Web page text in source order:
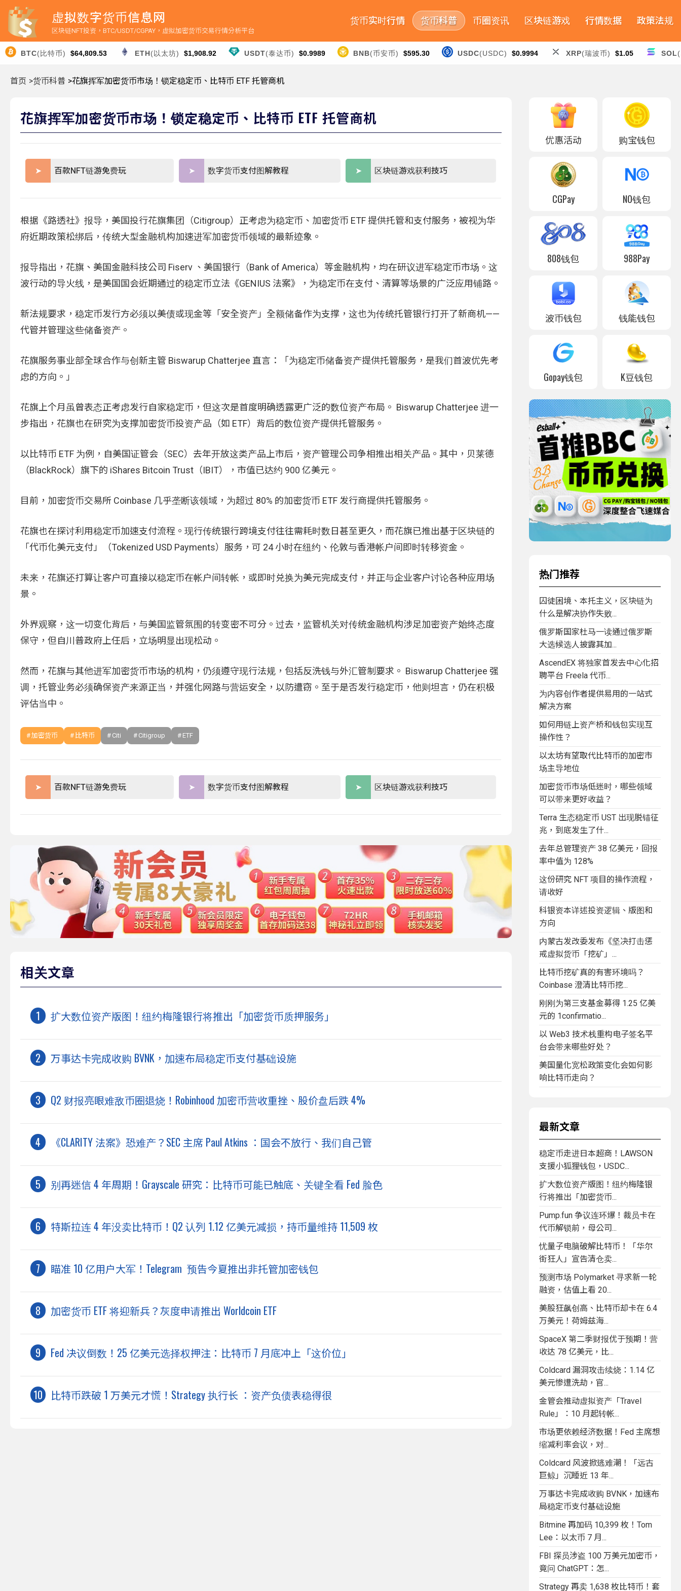
虚拟数字货币信息网
区块链NFT投资，BTC/USDT/CGPAY，虚拟加密货币交易行情分析平台
货币实时行情 货币科普 币圈资讯 区块链游戏 行情数据 政策法规
BTC(比特币) $64,809.53 ETH(以太坊) $1,908.92 USDT(泰达币) $0.9989 BNB(币安币) $595.30 USDC(USDC) $0.9994 XRP(瑞波币) $1.05 SOL
首页 >货币科普 >花旗挥军加密货币市场！锁定稳定币、比特币 ETF 托管商机
花旗挥军加密货币市场！锁定稳定币、比特币 ETF 托管商机
百款NFT链游免费玩 数字货币支付图解教程 区块链游戏获利技巧
根据《路透社》报导，美国投行花旗集团（Citigroup）正考虑为稳定币、加密货币 ETF 提供托管和支付服务，被视为华
府近期政策松绑后，传统大型金融机构加速进军加密货币领域的最新迹象。
报导指出，花旗、美国金融科技公司 Fiserv 、美国银行（Bank of America）等金融机构，均在研议进军稳定币市场。这
波行动的导火线，是美国国会近期通过的稳定币立法《GENIUS 法案》，为稳定币在支付、清算等场景的广泛应用铺路。
新法规要求，稳定币发行方必须以美债或现金等「安全资产」全额储备作为支撑，这也为传统托管银行打开了新商机——
代管并管理这些储备资产。
花旗服务事业部全球合作与创新主管 Biswarup Chatterjee 直言：「为稳定币储备资产提供托管服务，是我们首波优先考
虑的方向。」
花旗上个月虽曾表态正考虑发行自家稳定币，但这次是首度明确透露更广泛的数位资产布局。 Biswarup Chatterjee 进一
步指出，花旗也在研究为支撑加密货币投资产品（如 ETF）背后的数位资产提供托管服务。
以比特币 ETF 为例，自美国证管会（SEC）去年开放这类产品上市后，资产管理公司争相推出相关产品。其中，贝莱德
（BlackRock）旗下的 iShares Bitcoin Trust（IBIT），市值已达约 900 亿美元。
目前，加密货币交易所 Coinbase 几乎垄断该领域，为超过 80% 的加密货币 ETF 发行商提供托管服务。
花旗也在探讨利用稳定币加速支付流程。现行传统银行跨境支付往往需耗时数日甚至更久，而花旗已推出基于区块链的
「代币化美元支付」（Tokenized USD Payments）服务，可 24 小时在纽约、伦敦与香港帐户间即时转移资金。
未来，花旗还打算让客户可直接以稳定币在帐户间转帐，或即时兑换为美元完成支付，并正与企业客户讨论各种应用场
景。
外界观察，这一切变化背后，与美国监管氛围的转变密不可分。过去，监管机关对传统金融机构涉足加密资产始终态度
保守，但自川普政府上任后，立场明显出现松动。
然而，花旗与其他进军加密货币市场的机构，仍须遵守现行法规，包括反洗钱与外汇管制要求。 Biswarup Chatterjee 强
调，托管业务必须确保资产来源正当，并强化网路与营运安全，以防遭窃。至于是否发行稳定币，他则坦言，仍在积极
评估当中。
加密货币 比特币 Citi Citigroup ETF
百款NFT链游免费玩 数字货币支付图解教程 区块链游戏获利技巧
相关文章
扩大数位资产版图！纽约梅隆银行将推出「加密货币质押服务」
万事达卡完成收购 BVNK，加速布局稳定币支付基础设施
Q2 财报亮眼难敌币圈退烧！Robinhood 加密币营收重挫、股价盘后跌 4%
《CLARITY 法案》恐难产？SEC 主席 Paul Atkins ：国会不放行、我们自己管
别再迷信 4 年周期！Grayscale 研究：比特币可能已触底、关键全看 Fed 脸色
特斯拉连 4 年没卖比特币！Q2 认列 1.12 亿美元减损，持币量维持 11,509 枚
瞄准 10 亿用户大军！Telegram 预告今夏推出非托管加密钱包
加密货币 ETF 将迎新兵？灰度申请推出 Worldcoin ETF
Fed 决议倒数！25 亿美元选择权押注：比特币 7 月底冲上「这价位」
比特币跌破 1 万美元才慌！Strategy 执行长 ：资产负债表稳得很
优惠活动 购宝钱包
CGPay NO钱包
808钱包 988Pay
波币钱包 钱能钱包
Gopay钱包 K豆钱包
热门推荐
囚徒困境、本托主义，区块链为
什么是解决协作失败...
俄罗斯国家杜马一读通过俄罗斯
大选候选人披露其加...
AscendEX 将独家首发去中心化招
聘平台 Freela 代币...
为内容创作者提供易用的一站式
解决方案
如何用链上资产桥和钱包实现互
操作性？
以太坊有望取代比特币的加密市
场主导地位
加密货币市场低迷时，哪些领域
可以带来更好收益？
Terra 生态稳定币 UST 出现脱锚征
兆，到底发生了什...
去年总管理资产 38 亿美元，回报
率中值为 128%
这份研究 NFT 项目的操作流程，
请收好
科银资本详述投资逻辑、版图和
方向
内蒙古发改委发布《坚决打击惩
戒虚拟货币「挖矿」...
比特币挖矿真的有害环境吗？
Coinbase 澄清比特币挖...
刚刚为第三支基金募得 1.25 亿美
元的 1confirmatio...
以 Web3 技术栈重构电子签名平
台会带来哪些好处？
美国量化宽松政策变化会如何影
响比特币走向？
最新文章
稳定币走进日本超商！LAWSON
支援小狐狸钱包，USDC...
扩大数位资产版图！纽约梅隆银
行将推出「加密货币...
Pump.fun 争议连环爆！裁员卡在
代币解锁前，母公司...
忧量子电脑破解比特币！「华尔
街狂人」宣告清仓卖...
预测市场 Polymarket 寻求新一轮
融资，估值上看 20...
美股狂飙创高、比特币却卡在 6.4
万美元！荷姆兹海...
SpaceX 第二季财报优于预期！营
收达 78 亿美元，比...
Coldcard 漏洞攻击续烧：1.14 亿
美元惨遭洗劫，官...
金管会推动虚拟资产「Travel
Rule」：10 月起转帐...
市场更依赖经济数据！Fed 主席想
缩减利率会议，对...
Coldcard 风波掀逃难潮！「远古
巨鲸」沉睡近 13 年...
万事达卡完成收购 BVNK，加速布
局稳定币支付基础设施
Bitmine 再加码 10,399 枚！Tom
Lee：以太币 7 月...
FBI 探员涉盗 100 万美元加密币，
竟问 ChatGPT：怎...
Strategy 再卖 1,638 枚比特币！套